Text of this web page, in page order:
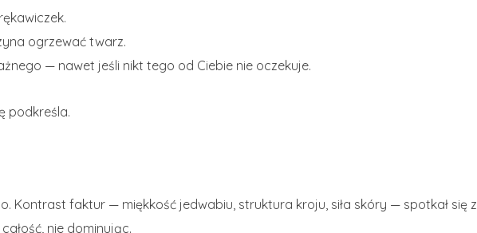
ogrzewać twarz.
— nawet jeśli nikt tego od Ciebie nie oczekuje.
podkreśla.
Kontrast faktur — miękkość jedwabiu, struktura kroju, siła skóry — spotkał się z
nie dominując.